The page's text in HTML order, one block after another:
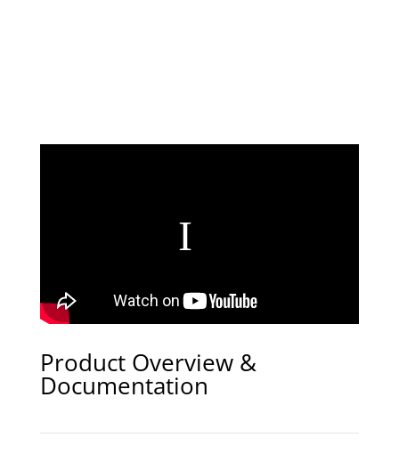
Product Overview &
Documentation